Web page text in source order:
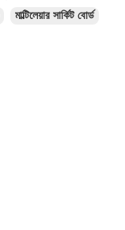
মাল্টিলেয়ার সার্কিট বোর্ড